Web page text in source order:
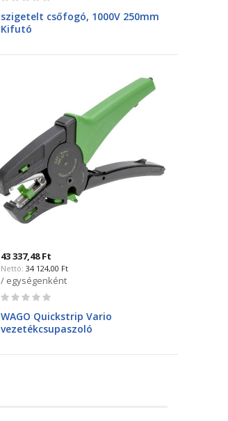
szigetelt csőfogó, 1000V 250mm
Kifutó
43 337,48 Ft
34 124,00 Ft
/ egységenként
Rating:
WAGO Quickstrip Vario
vezetékcsupaszoló